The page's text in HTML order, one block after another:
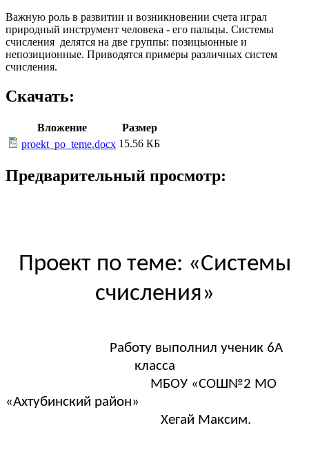
Важную роль в развитии и возникновении счета играл
природный инструмент человека - его пальцы. Системы
счисления делятся на две группы: позицыонные и
непозиционные. Приводятся примеры различных систем
счисления.
Скачать:
Вложение
Размер
proekt_po_teme.docx 15.56 КБ
Предварительный просмотр:
Проект по теме: «Системы
счисления»
Работу выполнил ученик 6А
класса
МБОУ «СОШ№2 МО
«Ахтубинский район»
Хегай Максим.